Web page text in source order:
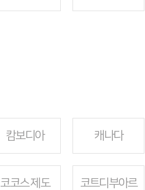
캄보디아 캐나다
코코스 제도 코트디부아르